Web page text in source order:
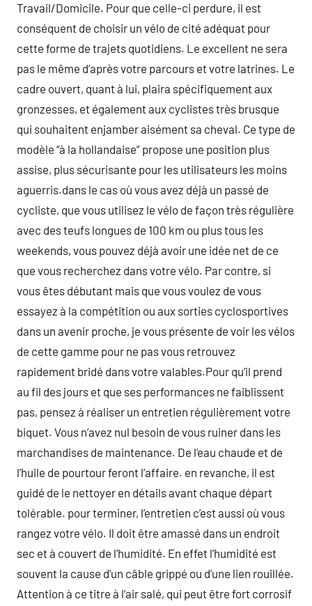
Travail/Domicile. Pour que celle-ci perdure, il est
conséquent de choisir un vélo de cité adéquat pour
cette forme de trajets quotidiens. Le excellent ne sera
pas le même d’après votre parcours et votre latrines. Le
cadre ouvert, quant à lui, plaira spécifiquement aux
gronzesses, et également aux cyclistes très brusque
qui souhaitent enjamber aisément sa cheval. Ce type de
modèle “à la hollandaise” propose une position plus
assise, plus sécurisante pour les utilisateurs les moins
aguerris.dans le cas où vous avez déjà un passé de
cycliste, que vous utilisez le vélo de façon très régulière
avec des teufs longues de 100 km ou plus tous les
weekends, vous pouvez déjà avoir une idée net de ce
que vous recherchez dans votre vélo. Par contre, si
vous êtes débutant mais que vous voulez de vous
essayez à la compétition ou aux sorties cyclosportives
dans un avenir proche, je vous présente de voir les vélos
de cette gamme pour ne pas vous retrouvez
rapidement bridé dans votre valables.Pour qu’il prend
au fil des jours et que ses performances ne faiblissent
pas, pensez à réaliser un entretien régulièrement votre
biquet. Vous n’avez nul besoin de vous ruiner dans les
marchandises de maintenance. De l’eau chaude et de
l’huile de pourtour feront l’affaire. en revanche, il est
guidé de le nettoyer en détails avant chaque départ
tolérable. pour terminer, l’entretien c’est aussi où vous
rangez votre vélo. Il doit être amassé dans un endroit
sec et à couvert de l’humidité. En effet l’humidité est
souvent la cause d’un câble grippé ou d’une lien rouillée.
Attention à ce titre à l’air salé, qui peut être fort corrosif